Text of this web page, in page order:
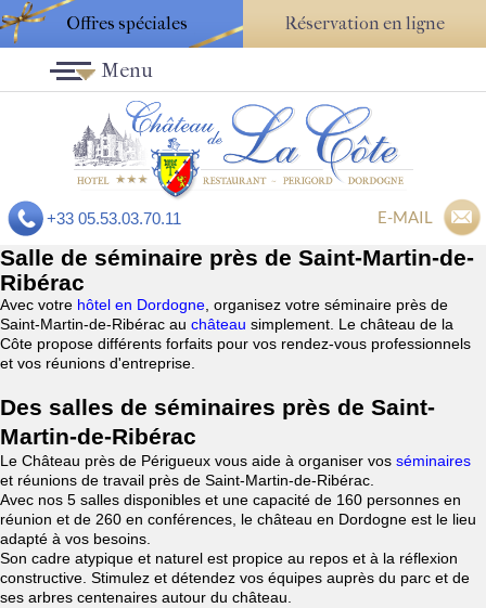
Offres spéciales Réservation en ligne
+33 05.53.03.70.11 E-MAIL
Menu
Salle de séminaire près de Saint-Martin-de-
Ribérac
Avec votre hôtel en Dordogne , organisez votre séminaire près de
Saint-Martin-de-Ribérac au château simplement. Le château de la
Côte propose différents forfaits pour vos rendez-vous professionnels
et vos réunions d'entreprise.
Des salles de séminaires près de Saint-
Martin-de-Ribérac
Le Château près de Périgueux vous aide à organiser vos séminaires
et réunions de travail près de Saint-Martin-de-Ribérac.
Avec nos 5 salles disponibles et une capacité de 160 personnes en
réunion et de 260 en conférences, le château en Dordogne est le lieu
adapté à vos besoins.
Son cadre atypique et naturel est propice au repos et à la réflexion
constructive. Stimulez et détendez vos équipes auprès du parc et de
ses arbres centenaires autour du château.